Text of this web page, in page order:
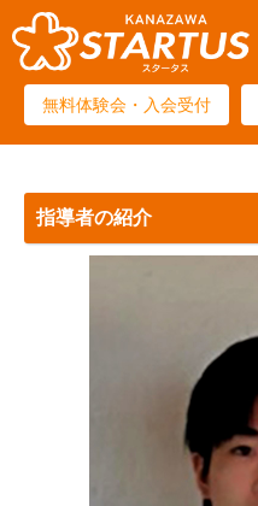
無料体験会・入会受付
指導者の紹介